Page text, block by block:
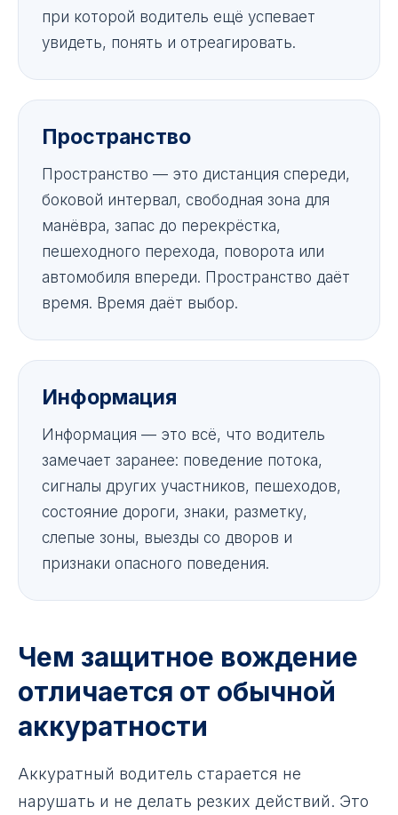
при которой водитель ещё успевает
увидеть, понять и отреагировать.
Пространство
Пространство — это дистанция спереди,
боковой интервал, свободная зона для
манёвра, запас до перекрёстка,
пешеходного перехода, поворота или
автомобиля впереди. Пространство даёт
время. Время даёт выбор.
Информация
Информация — это всё, что водитель
замечает заранее: поведение потока,
сигналы других участников, пешеходов,
состояние дороги, знаки, разметку,
слепые зоны, выезды со дворов и
признаки опасного поведения.
Чем защитное вождение
отличается от обычной
аккуратности
Аккуратный водитель старается не
нарушать и не делать резких действий. Это